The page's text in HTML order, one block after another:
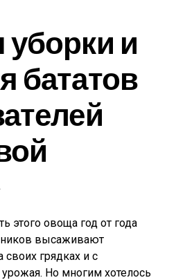
и
бататов
этого овоща год от года
высаживают
грядках и с
Но многим хотелось